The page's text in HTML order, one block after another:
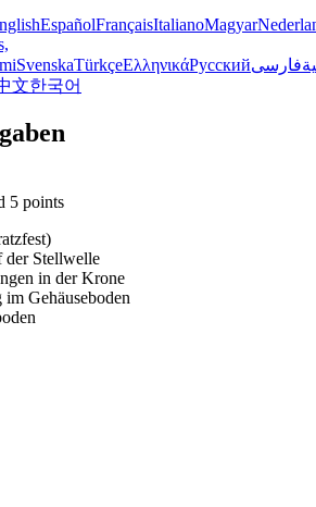
EspañolFrançaisItalianoMagyar
SvenskaTürkçeΕλληνικάРусскийفارسی
文한국어
Stellwelle
in der Krone
Gehäuseboden